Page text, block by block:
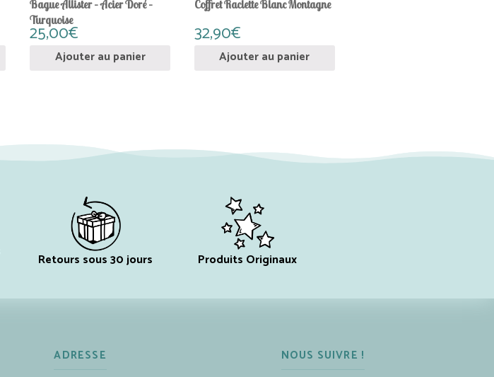
Bague Allister – Acier Doré –
Turquoise
25,00€
Ajouter au panier
Coffret Raclette Blanc Montagne
32,90€
Ajouter au panier
Retours sous 30 jours Produits Originaux
ADRESSE NOUS SUIVRE !